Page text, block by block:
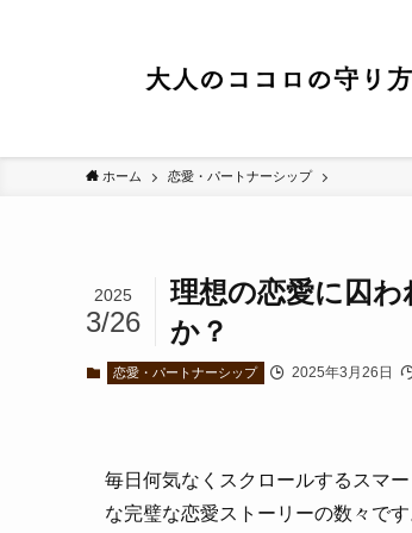
ホーム 恋愛・パートナーシップ
理想の恋愛に囚
か？
2025
3/26
恋愛・パートナーシップ 2025年3月26日
毎日何気なくスクロールするスマ
な完璧な恋愛ストーリーの数々で